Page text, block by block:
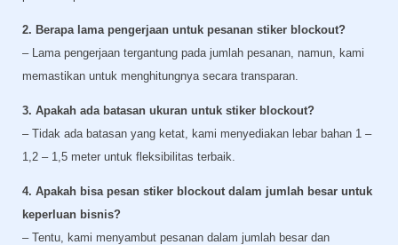
2. Berapa lama pengerjaan untuk pesanan stiker blockout?
– Lama pengerjaan tergantung pada jumlah pesanan, namun, kami
memastikan untuk menghitungnya secara transparan.
3. Apakah ada batasan ukuran untuk stiker blockout?
– Tidak ada batasan yang ketat, kami menyediakan lebar bahan 1 –
1,2 – 1,5 meter untuk fleksibilitas terbaik.
4. Apakah bisa pesan stiker blockout dalam jumlah besar untuk
keperluan bisnis?
– Tentu, kami menyambut pesanan dalam jumlah besar dan